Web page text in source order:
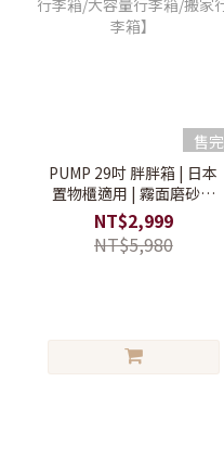
售完
PUMP 29吋 胖胖箱 | 日本
置物櫃適用 | 霧面磨砂款
【胖胖行李箱/大容量行李
箱/搬家行李箱】
NT$2,999
NT$5,980